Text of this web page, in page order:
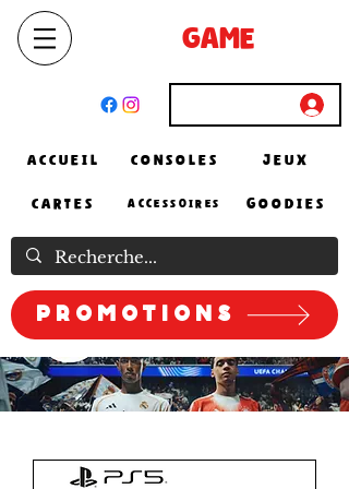
GAME
ACCUEIL CONSOLES JEUX
CARTES ACCESSOIRES GOODIES
Promotions